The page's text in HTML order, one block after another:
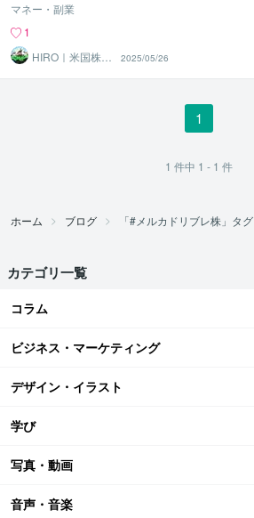
マネー・副業
1
HIRO｜米国株×
兼業トレーダー
2025/05/26
1
1 件中 1 - 1 件
ホーム ブログ 「#メルカドリブレ株」タグ
カテゴリ一覧
コラム
ビジネス・マーケティング
デザイン・イラスト
学び
写真・動画
音声・音楽